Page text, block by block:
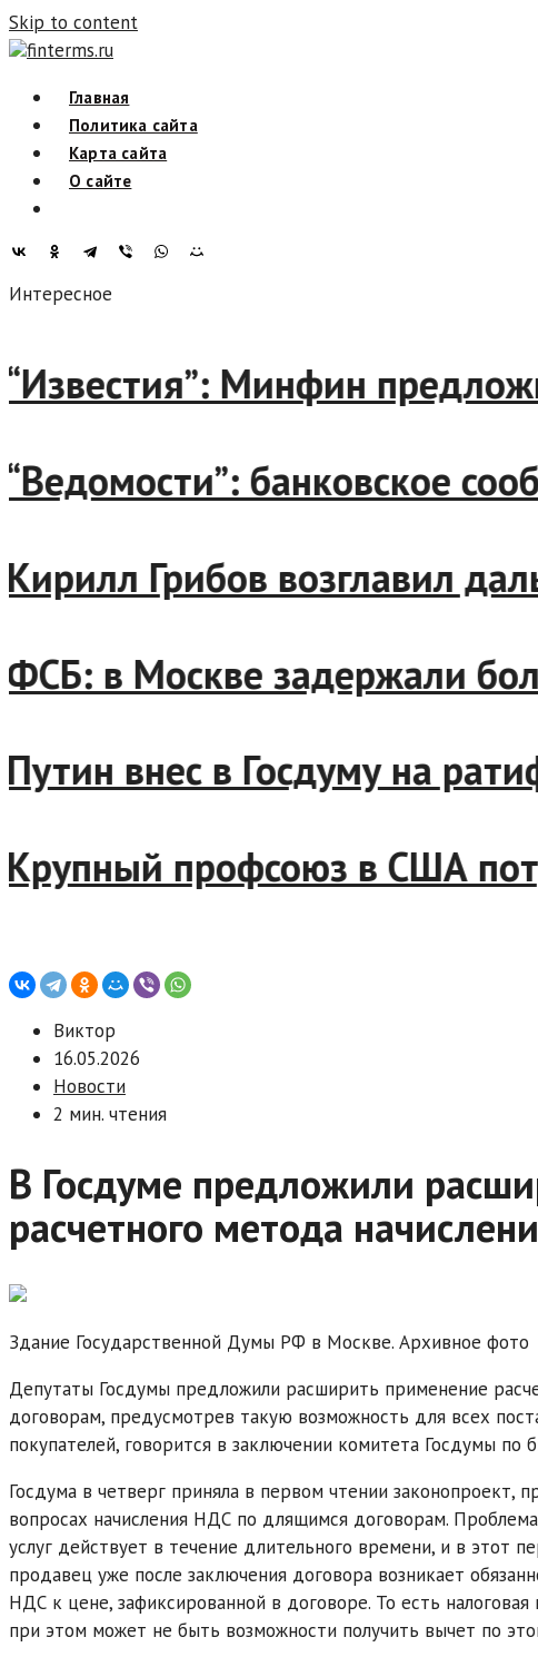
Skip to content
finterms.ru
Главная
Политика сайта
Карта сайта
О сайте
Интересное
Минфин
банковское
Грибов возглавил
в Москве задержали
внес в Госдуму на
профсоюз в США
Виктор
16.05.2026
Новости
2 мин. чтения
В Госдуме предложили
расчетного метода
Здание Государственной Думы РФ в Москве. Архивное фото
Депутаты Госдумы предложили расширить применение
договорам, предусмотрев такую возможность для всех
покупателей, говорится в заключении комитета Госдумы по
Госдума в четверг приняла в первом чтении законопроект,
вопросах начисления НДС по длящимся договорам.
услуг действует в течение длительного времени, и в этот
продавец уже после заключения договора возникает
НДС к цене, зафиксированной в договоре. То есть
при этом может не быть возможности получить вычет по